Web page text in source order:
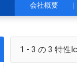
会社概要
1 - 3 の 3 特性